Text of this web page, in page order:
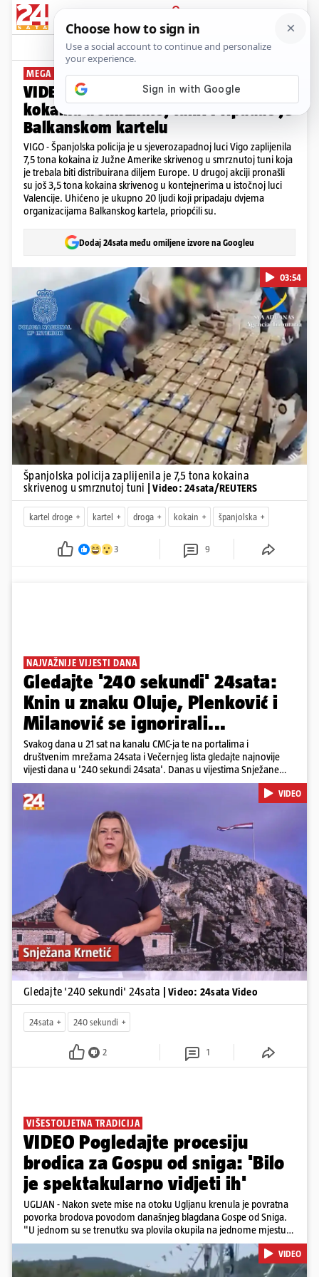
PRIJAVA
News Komentari
MEGA ULOV U DVIJE AKCIJE
VIDEO Španjolci zaplijenili čak 11 tona
kokaina u smrznutoj tuni: Pripadao je
Balkanskom kartelu
VIGO - Španjolska policija je u sjeverozapadnoj luci Vigo zaplijenila
7,5 tona kokaina iz Južne Amerike skrivenog u smrznutoj tuni koja
je trebala biti distribuirana diljem Europe. U drugoj akciji pronašli
su još 3,5 tona kokaina skrivenog u kontejnerima u istočnoj luci
Valencije. Uhićeno je ukupno 20 ljudi koji pripadaju dvjema
organizacijama Balkanskog kartela, priopćili su.
Dodaj 24sata među omiljene izvore na Googleu
Pokretanje videa...
03:54
Španjolska policija zaplijenila je 7,5 tona kokaina
skrivenog u smrznutoj tuni
| Video: 24sata/REUTERS
kartel droge kartel droga kokain španjolska
3 9
NAJVAŽNIJE VIJESTI DANA
Gledajte '240 sekundi' 24sata:
Knin u znaku Oluje, Plenković i
Milanović se ignorirali...
Svakog dana u 21 sat na kanalu CMC-ja te na portalima i
društvenim mrežama 24sata i Večernjeg lista gledajte najnovije
vijesti dana u '240 sekundi 24sata'. Danas u vijestima Snježane
Krnetić: Hrvatska je obilježila 31. obljetnicu Oluje, a pažnju je
privuklo ignoriranje predsjednika Zorana Milanovića i premijera
Andreja Plenkovića u Kninu. Donosimo i detalje o većim
braniteljskim mirovinama, apelu obitelji Hrvata u komi u Irskoj,
upozorenjima nakon nove tragedije na električnom romobilu te
smanjenju proizvodnje u nuklearnoj elektrani Krško.
Pokretanje videa...
VIDEO
Gledajte '240 sekundi' 24sata | Video: 24sata Video
24sata 240 sekundi
2 1
VIŠESTOLJETNA TRADICIJA
VIDEO Pogledajte procesiju
brodica za Gospu od sniga: 'Bilo
je spektakularno vidjeti ih'
UGLJAN - Nakon svete mise na otoku Ugljanu krenula je povratna
povorka brodova povodom današnjeg blagdana Gospe od Sniga.
"U jednom su se trenutku sva plovila okupila na jednome mjestu
te sinkronizirano kružila sljedećih deset minuta, što je izgledalo
spektakularno", kazala nam je čitateljica koja je snimila povorku.
Posebno atraktivan prizor bio je, kako je rekla, kada su se pojedini
VIDEO